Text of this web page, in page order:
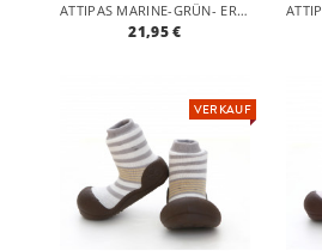
ATTIPAS MARINE-GRÜN- ERGONOMISCHE BABY LAUFLERNSCHUHE, ATMUNGSAKTIVE KINDER HAUSSCHUHE ABS SOCKEN BABYSCHUHE ANTIRUTSCH
21,95 €
VERKAUF